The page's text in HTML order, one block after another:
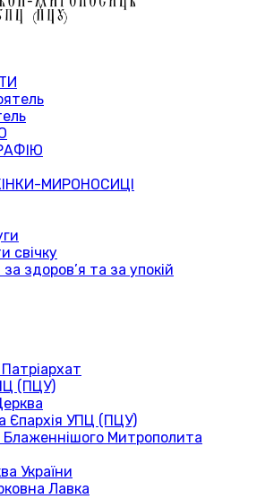
МИРОНОСИЦІ
свічку
здоров’я та за упокій
(ПЦУ)
Єпархія УПЦ (ПЦУ)
Блаженнішого Митрополита
України
Лавка